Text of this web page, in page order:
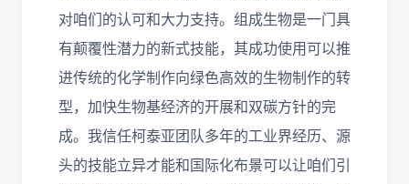
对咱们的认可和大力支持。组成生物是一门具
有颠覆性潜力的新式技能，其成功使用可以推
进传统的化学制作向绿色高效的生物制作的转
型，加快生物基经济的开展和双碳方针的完
成。我信任柯泰亚团队多年的工业界经历、源
头的技能立异才能和国际化布景可以让咱们引